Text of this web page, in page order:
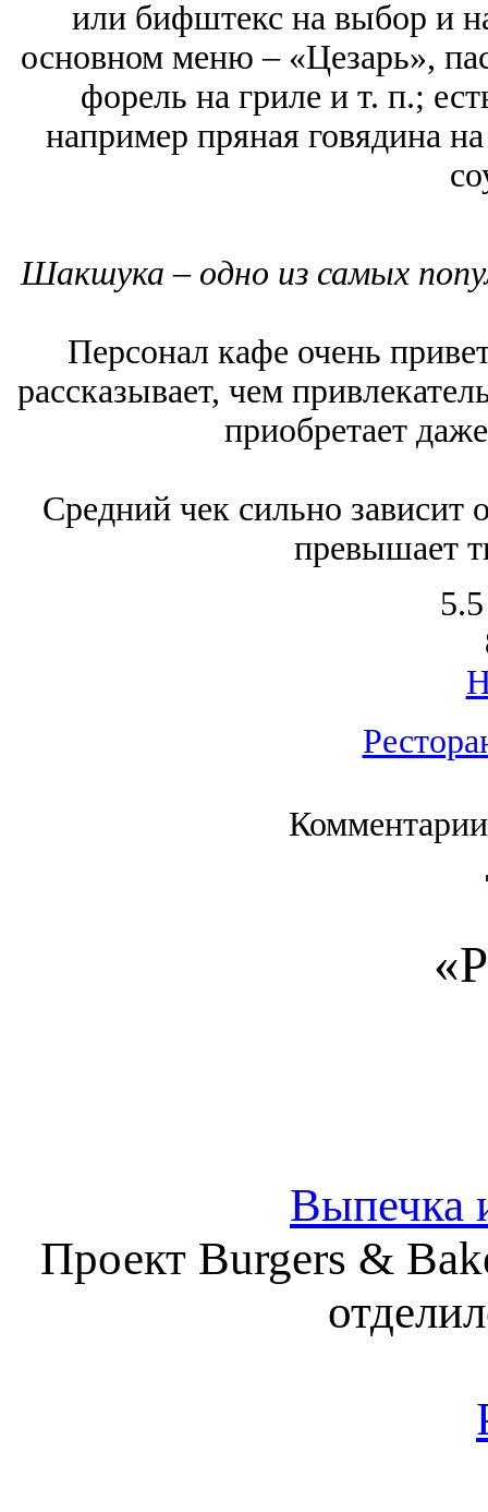
или бифштекс на выбор и
основном меню – «Цезарь»,
форель на гриле и т. п.;
например пряная говядина
Шакшука – одно из самых
Персонал кафе очень
рассказывает, чем
приобретает
Средний чек сильно зависит
превышает
Выпечка
Проект Burgers &